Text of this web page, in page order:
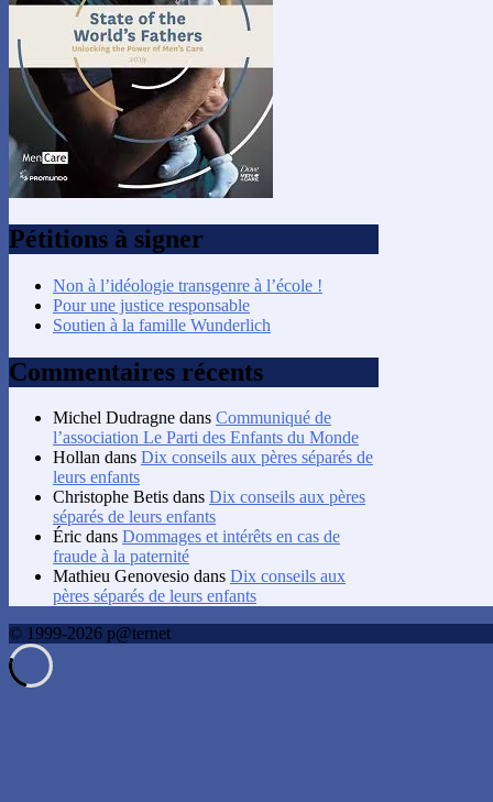
Pétitions à signer
Non à l’idéologie transgenre à l’école !
Pour une justice responsable
Soutien à la famille Wunderlich
Commentaires récents
Michel Dudragne dans Communiqué de
l’association Le Parti des Enfants du Monde
Hollan dans Dix conseils aux pères séparés de
leurs enfants
Christophe Betis dans Dix conseils aux pères
séparés de leurs enfants
Éric dans Dommages et intérêts en cas de
fraude à la paternité
Mathieu Genovesio dans Dix conseils aux
pères séparés de leurs enfants
© 1999-2026 p@ternet